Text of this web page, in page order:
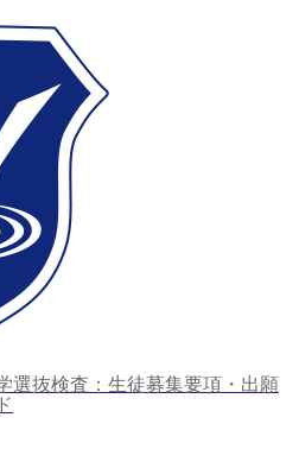
選抜検査：生徒募集要項・出願